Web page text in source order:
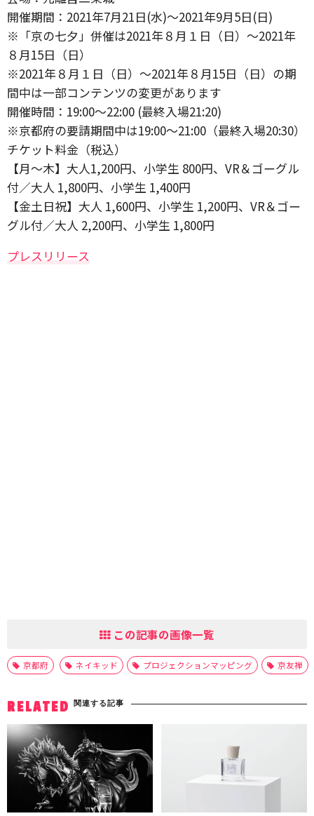
開催期間：2021年7月21日(水)～2021年9月5日(日)
※「京の七夕」併催は2021年８月１日（日）〜2021年
８月15日（日）
※2021年８月１日（日）〜2021年８月15日（日）の期
間中は一部コンテンツの変更があります
開催時間：19:00～22:00 (最終入場21:20)
※京都府の要請期間中は19:00〜21:00（最終入場20:30）
チケット料金（税込）
【月～木】大人1,200円、小学生 800円、VR＆ゴーグル
付／大人 1,800円、小学生 1,400円
【金土日祝】大人 1,600円、小学生 1,200円、VR＆ゴー
グル付／大人 2,200円、小学生 1,800円
プレスリリース
この記事の画像一覧
京都府 ネイキッド プロジェクションマッピング 京友禅
RELATED 関連する記事